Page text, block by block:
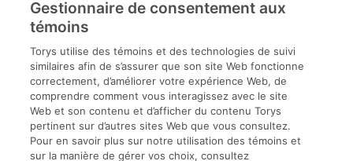
Inscrivez-vous aux publications de Torys pour recevoir nos derniers
commentaires, notre calendrier de webinaires et d’événements et
plus encore.
© 2026 Société d'avocats Torys S.E.N.C.R.L. Tous droits
réservés.
Politique de protection des renseignements personnels
Gestionnaire de consentement aux
témoins
Torys utilise des témoins et des technologies de suivi
similaires afin de s’assurer que son site Web fonctionne
correctement, d’améliorer votre expérience Web, de
comprendre comment vous interagissez avec le site
Web et son contenu et d’afficher du contenu Torys
pertinent sur d’autres sites Web que vous consultez.
Pour en savoir plus sur notre utilisation des témoins et
sur la manière de gérer vos choix, consultez